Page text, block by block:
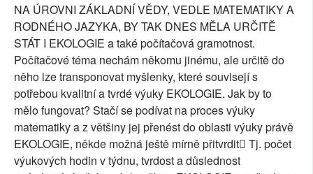
NA ÚROVNI ZÁKLADNÍ VĚDY, VEDLE MATEMATIKY A
RODNÉHO JAZYKA, BY TAK DNES MĚLA URČITĚ
STÁT I EKOLOGIE a také počítačová gramotnost.
Počítačové téma nechám někomu jinému, ale určitě do
něho lze transponovat myšlenky, které souvisejí s
potřebou kvalitní a tvrdé výuky EKOLOGIE. Jak by to
mělo fungovat? Stačí se podívat na proces výuky
matematiky a z většiny jej přenést do oblasti výuky právě
EKOLOGIE, někde možná ještě mírně přitvrdit Tj. počet
výukových hodin v týdnu, tvrdost a důslednost